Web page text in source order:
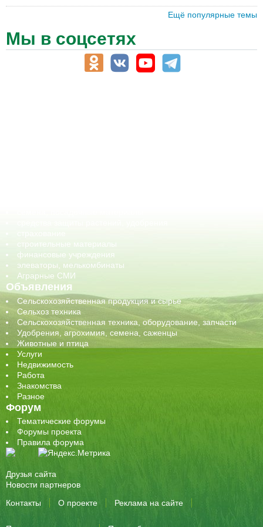
Ещё популярные темы
Мы в соцсетях
строительные материалы
финансовые учреждения
элеваторы, мелькомбинаты
Аграрные СМИ
Объявления
Сельскохозяйственная продукция и сырье
Сельхоз техника
Сельскохозяйственная техника, оборудование, запчасти
Удобрения, агрохимия, семена, саженцы
Животные и птица
Услуги
Недвижимость
Работа
Знакомства
Разное
Форум
Тематические форумы
Форумы проекта
Правила форума
Друзья сайта
Новости партнеров
Контакты
О проекте Реклама на сайте